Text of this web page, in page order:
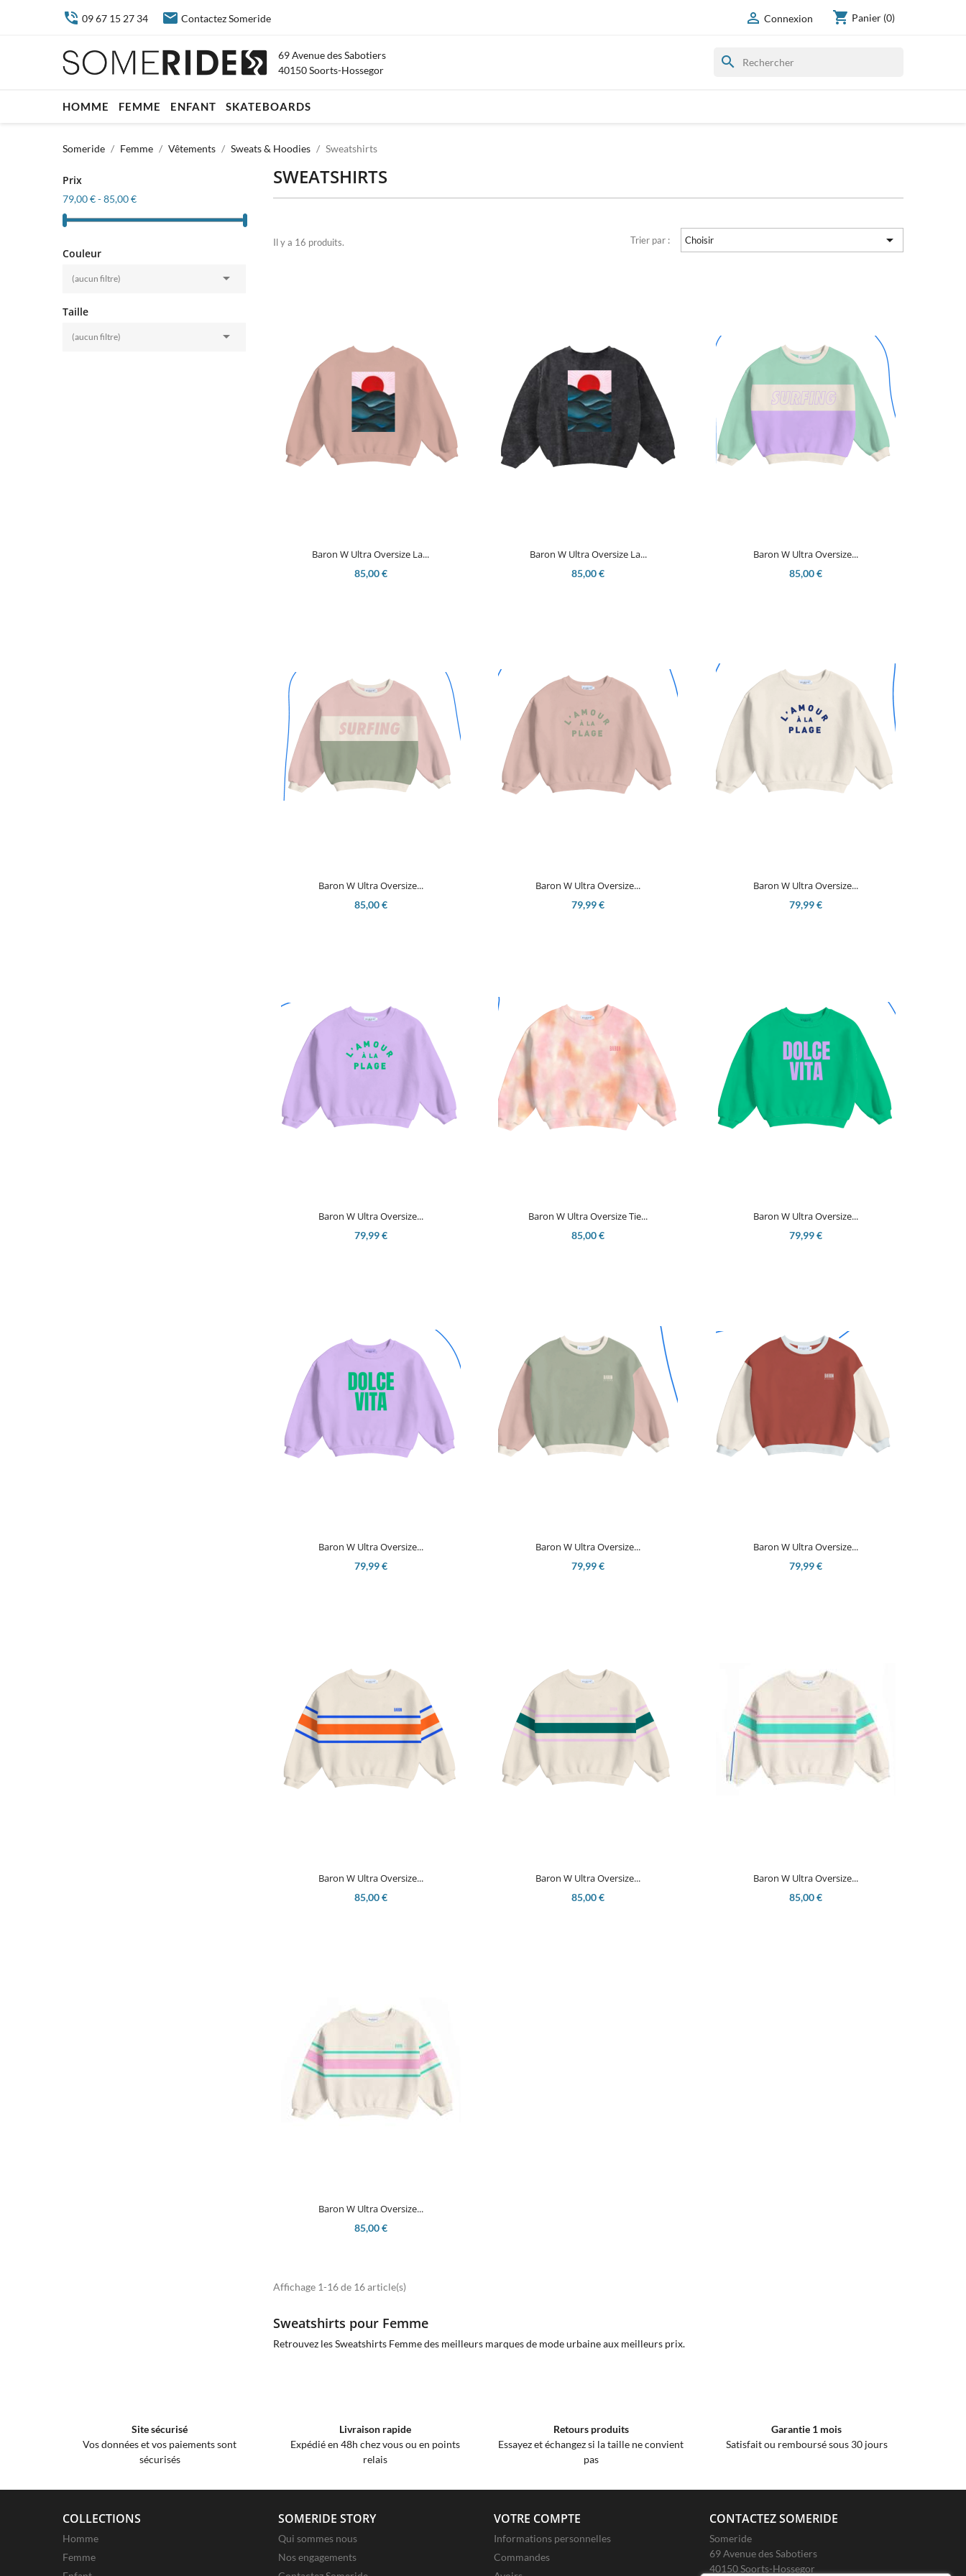
 09 67 15 27 34  Contactez Someride  Connexion shopping_cart Panier (0)
69 Avenue des Sabotiers
40150 Soorts-Hossegor
search
HOMME FEMME ENFANT SKATEBOARDS
Someride Femme Vêtements Sweats & Hoodies Sweatshirts
Prix
79,00 € - 85,00 €
Couleur
(aucun filtre) 
Taille
(aucun filtre) 
SWEATSHIRTS
Il y a 16 produits. Trier par : Choisir 
Aperçu rapide
Baron W Ultra Oversize La...
85,00 €
Aperçu rapide
Baron W Ultra Oversize La...
85,00 €
 Aperçu rapide
Baron W Ultra Oversize...
85,00 €
 Aperçu rapide
Baron W Ultra Oversize...
85,00 €
Aperçu rapide
Baron W Ultra Oversize...
79,99 €
 Aperçu rapide
Baron W Ultra Oversize...
79,99 €
 Aperçu rapide
Baron W Ultra Oversize...
79,99 €
Aperçu rapide
Baron W Ultra Oversize Tie...
85,00 €
 Aperçu rapide
Baron W Ultra Oversize...
79,99 €
 Aperçu rapide
Baron W Ultra Oversize...
79,99 €
Aperçu rapide
Baron W Ultra Oversize...
79,99 €
 Aperçu rapide
Baron W Ultra Oversize...
79,99 €
 Aperçu rapide
Baron W Ultra Oversize...
85,00 €
Aperçu rapide
Baron W Ultra Oversize...
85,00 €
 Aperçu rapide
Baron W Ultra Oversize...
85,00 €
 Aperçu rapide
Baron W Ultra Oversize...
85,00 €
Affichage 1-16 de 16 article(s)
Sweatshirts pour Femme
Retrouvez les Sweatshirts Femme des meilleurs marques de mode urbaine aux meilleurs prix.
Site sécurisé
Vos données et vos paiements sont
sécurisés
Livraison rapide
Expédié en 48h chez vous ou en points
relais
Retours produits
Essayez et échangez si la taille ne convient
pas
Garantie 1 mois
Satisfait ou remboursé sous 30 jours
COLLECTIONS
Homme
Femme
SOMERIDE STORY
Qui sommes nous
Nos engagements
VOTRE COMPTE
Informations personnelles
Commandes
CONTACTEZ SOMERIDE
Someride
69 Avenue des Sabotiers
40150 Soorts-Hossegor